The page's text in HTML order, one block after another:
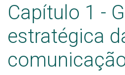
Capítulo 1 -
estratégica